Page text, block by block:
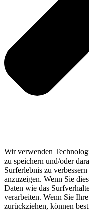
Wir verwenden
zu speichern und/oder
Surferlebnis zu
anzuzeigen. Wenn Sie
Daten wie das
verarbeiten. Wenn Sie
zurückziehen, können